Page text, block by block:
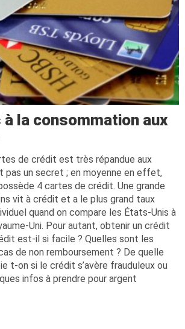
la consommation aux
de crédit est très répandue aux
pas un secret ; en moyenne en effet,
4 cartes de crédit. Une grande
vit à crédit et a le plus grand taux
quand on compare les États-Unis à
Uni. Pour autant, obtenir un crédit
est-il si facile ? Quelles sont les
de non remboursement ? De quelle
t-on si le crédit s’avère frauduleux ou
infos à prendre pour argent